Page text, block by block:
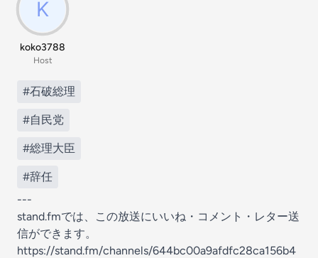
koko3788
Host
#石破総理
#自民党
#総理大臣
#辞任
---
stand.fmでは、この放送にいいね・コメント・レター送
信ができます。
https://stand.fm/channels/644bc00a9afdfc28ca156b4